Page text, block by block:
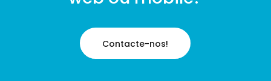
Contacte-nos!